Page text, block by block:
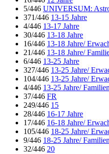
5/446 UNIVERSUM:
371/446 13-15 Jahre
4/446 13-17 Jahre
30/446 13-18 Jahre
16/446 13-18 Jahre/
21/446 13-18 Jahre/
6/446 13-25 Jahre
327/446 13-25 Jahre/
104/446 13-25 Jahre/
4/446 13-25 Jahre/
37/446 FR
249/446 15
28/446 16-17 Jahre
17/446 16-18 Jahre/
105/446 18-25 Jahre/
9/446 18-25 Jahre/
32/446 20